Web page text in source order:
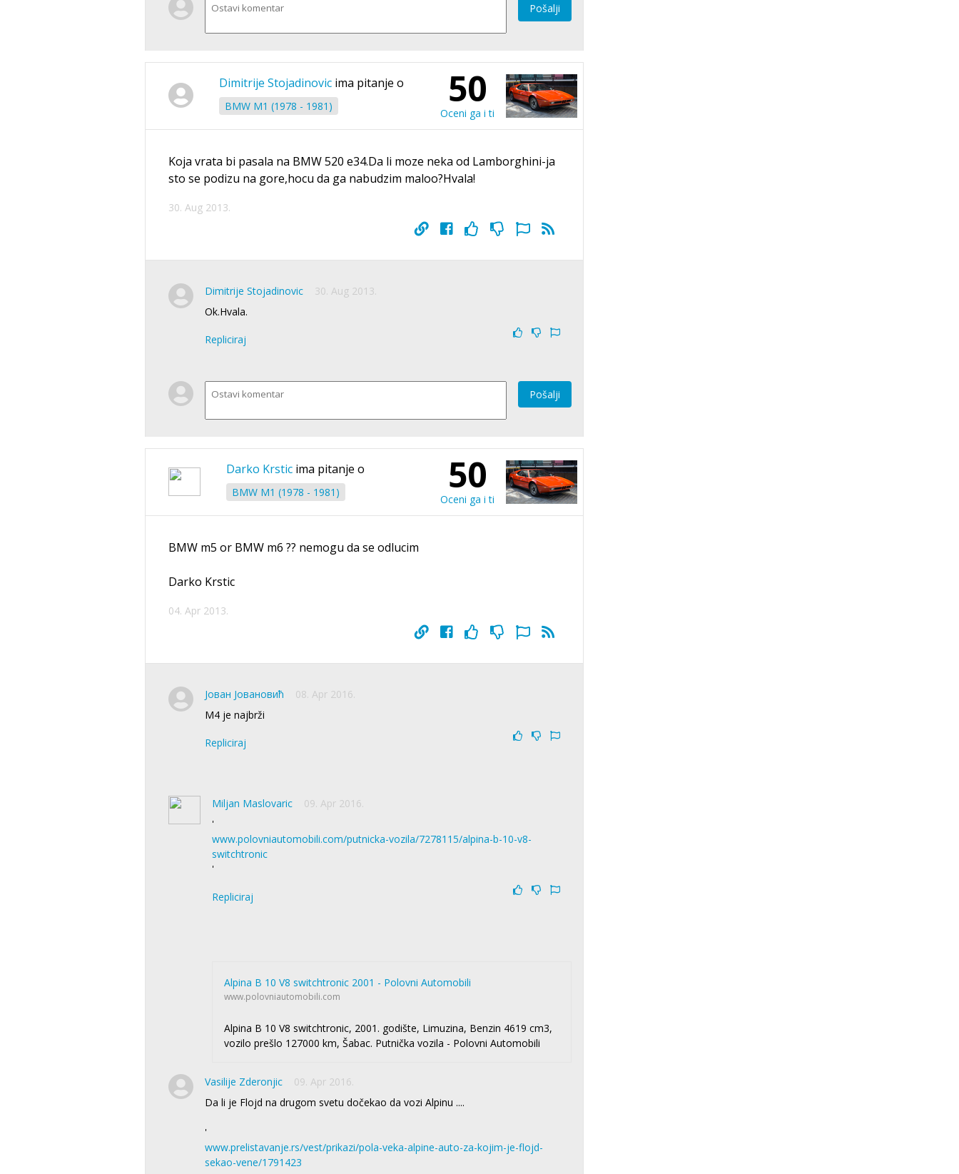
Pošalji
Dimitrije Stojadinovic ima pitanje o
BMW M1 (1978 - 1981) 50
Oceni ga i ti
Koja vrata bi pasala na BMW 520 e34.Da li moze neka od Lamborghini-ja
sto se podizu na gore,hocu da ga nabudzim maloo?Hvala!
30. Aug 2013.
Dimitrije Stojadinovic
30. Aug 2013.
Ok.Hvala.
Repliciraj
Pošalji
Darko Krstic ima pitanje o
BMW M1 (1978 - 1981) 50
Oceni ga i ti
BMW m5 or BMW m6 ?? nemogu da se odlucim
Darko Krstic
04. Apr 2013.
Јован Јовановић
08. Apr 2016.
M4 je najbrži
Repliciraj
Miljan Maslovaric
09. Apr 2016.
'
www.polovniautomobili.com/putnicka-vozila/7278115/alpina-b-10-v8-
switchtronic
'
Repliciraj
Alpina B 10 V8 switchtronic 2001 - Polovni Automobili
www.polovniautomobili.com
Alpina B 10 V8 switchtronic, 2001. godište, Limuzina, Benzin 4619 cm3,
vozilo prešlo 127000 km, Šabac. Putnička vozila - Polovni Automobili
Vasilije Zderonjic
09. Apr 2016.
Da li je Flojd na drugom svetu dočekao da vozi Alpinu ....
'
www.prelistavanje.rs/vest/prikazi/pola-veka-alpine-auto-za-kojim-je-flojd-
sekao-vene/1791423